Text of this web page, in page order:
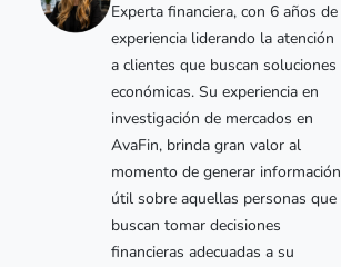
Experta financiera, con 6 años de
experiencia liderando la atención
a clientes que buscan soluciones
económicas. Su experiencia en
investigación de mercados en
AvaFin, brinda gran valor al
momento de generar información
útil sobre aquellas personas que
buscan tomar decisiones
financieras adecuadas a su